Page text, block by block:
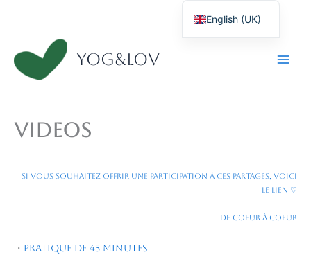
Yog&Lov
Videos
Si vous souhaitez offrir une participation à ces partages, voici
le lien ♡
DE COEUR À COEUR
・ Pratique de 45 minutes
English (UK)